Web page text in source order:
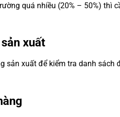
quá nhiều (20% – 50%) thì
xuất
sản xuất để kiểm tra danh